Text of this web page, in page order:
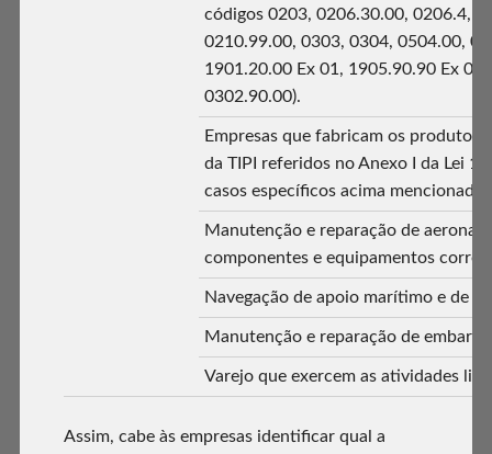
códigos 0203, 0206.30.00, 0206.4,
0210.99.00, 0303, 0304, 0504.00,
1901.20.00 Ex 01, 1905.90.90 Ex 01
0302.90.00).
Empresas que fabricam os produtos
da TIPI referidos no Anexo I da Lei
casos específicos acima mencionados
Manutenção e reparação de
componentes e equipamentos
Navegação de apoio marítimo e de
Manutenção e reparação de
Varejo que exercem as atividades
Assim, cabe às empresas identificar qual a